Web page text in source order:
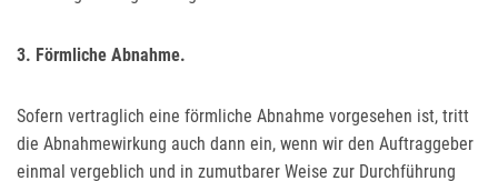
3. Förmliche Abnahme.
Sofern vertraglich eine förmliche Abnahme vorgesehen ist, tritt
die Abnahmewirkung auch dann ein, wenn wir den Auftraggeber
einmal vergeblich und in zumutbarer Weise zur Durchführung